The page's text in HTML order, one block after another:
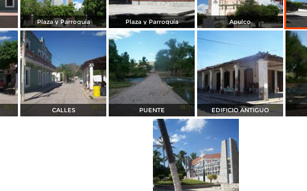
Plaza y Parroquia Plaza y Parroquia Apulco
CALLES PUENTE EDIFICIO ANTIGUO